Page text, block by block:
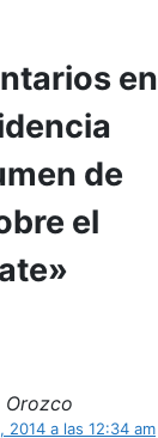
en
de
el
Orozco
2014 a las 12:34 am